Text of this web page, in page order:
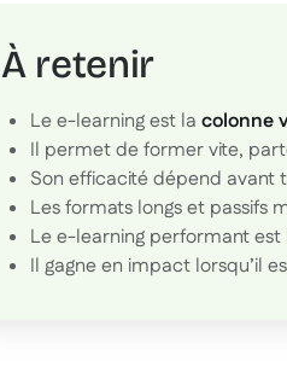
À retenir
Le e-learning est la colonne
Il permet de former vite,
Son efficacité dépend avant
Les formats longs et passifs
Le e-learning performant
Il gagne en impact lorsqu’il